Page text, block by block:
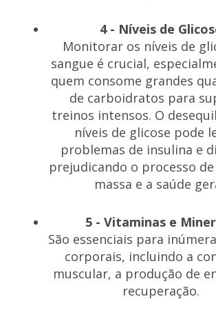
4 - Níveis de
Monitorar os níveis de
sangue é crucial,
quem consome grandes
de carboidratos para
treinos intensos. O
níveis de glicose pode
problemas de insulina e
prejudicando o processo
massa e a saúde
5 - Vitaminas e
São essenciais para
corporais, incluindo a
muscular, a produção de
recuperação.